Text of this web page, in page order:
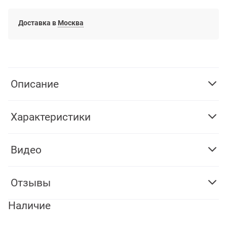
Доставка в Москва
Описание
Характеристики
Видео
Отзывы
Наличие